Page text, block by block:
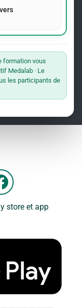
formation vous
Medalab · Le
les participants de
et l’Institut
?
F
a
c
b
o
k
store et app